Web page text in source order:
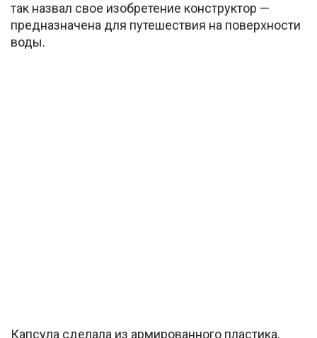
так назвал свое изобретение конструктор —
предназначена для путешествия на поверхности
воды.
Капсула сделала из армированного пластика,